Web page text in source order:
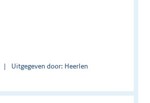
Uitgegeven door: Heerlen